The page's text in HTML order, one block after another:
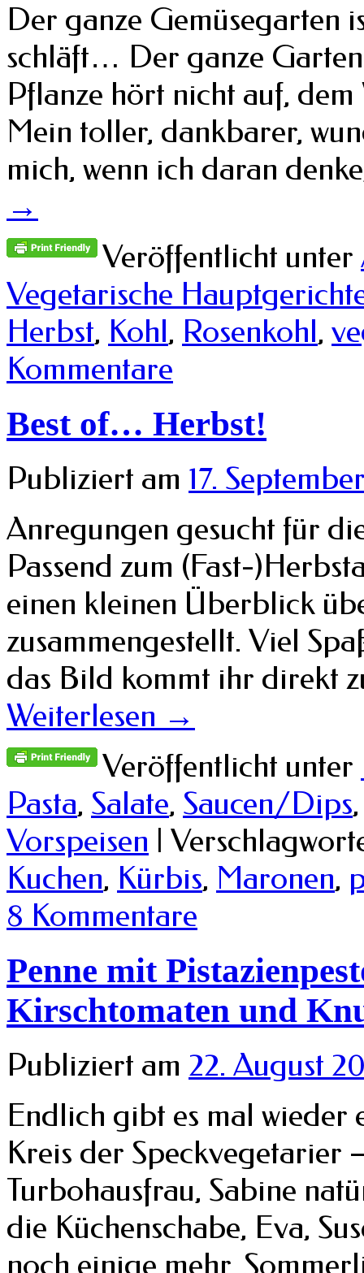
Der ganze Gemüsegarten
schläft… Der ganze
Pflanze hört nicht auf,
Mein toller, dankbarer,
mich, wenn ich daran
→
Veröffentlicht unter
Vegetarische
Herbst, Kohl, Rosenkohl,
Kommentare
Best of… Herbst!
Publiziert am 17.
Anregungen gesucht für
Passend zum (Fast-
einen kleinen Überblick
zusammengestellt. Viel
das Bild kommt ihr direkt
Weiterlesen →
Veröffentlicht unter
Pasta, Salate, Saucen/Dips
Vorspeisen
Kuchen, Kürbis, Maronen,
8 Kommentare
Penne mit
Kirschtomaten und
Publiziert am 22. August
Endlich gibt es mal wieder
Kreis der Speckvegetarier
Turbohausfrau, Sabine
die Küchenschabe, Eva,
noch einige mehr.